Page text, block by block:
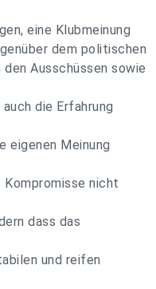
eine Klubmeinung
dem politischen
Ausschüssen sowie
die Erfahrung
eigenen Meinung
Kompromisse nicht
dass das
und reifen